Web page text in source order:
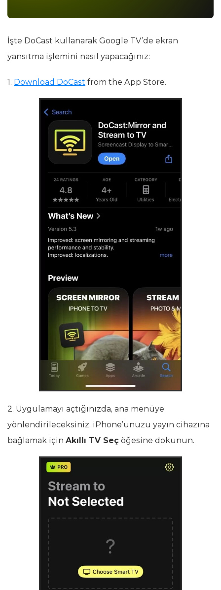
İşte DoCast kullanarak Google TV’de ekran
yansıtma işlemini nasıl yapacağınız:
1. Download DoCast from the App Store.
2. Uygulamayı açtığınızda, ana menüye
yönlendirileceksiniz. iPhone’unuzu yayın cihazına
bağlamak için Akıllı TV Seç öğesine dokunun.